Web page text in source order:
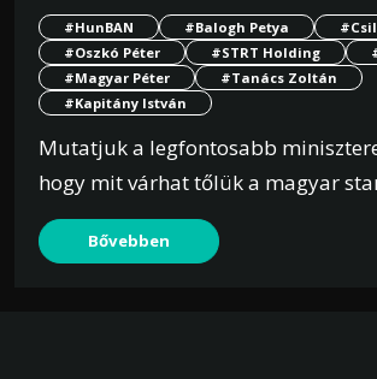
#HunBAN #Balogh Petya
#Oszkó Péter
#STRT Holding
#Magyar Péter
#Tanács Zoltán
#Kapitány István
Mutatjuk a legfontosabb
hogy mit várhat tőlük a magyar
Bővebben